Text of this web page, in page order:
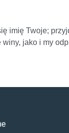
imię Twoje;
jako i my